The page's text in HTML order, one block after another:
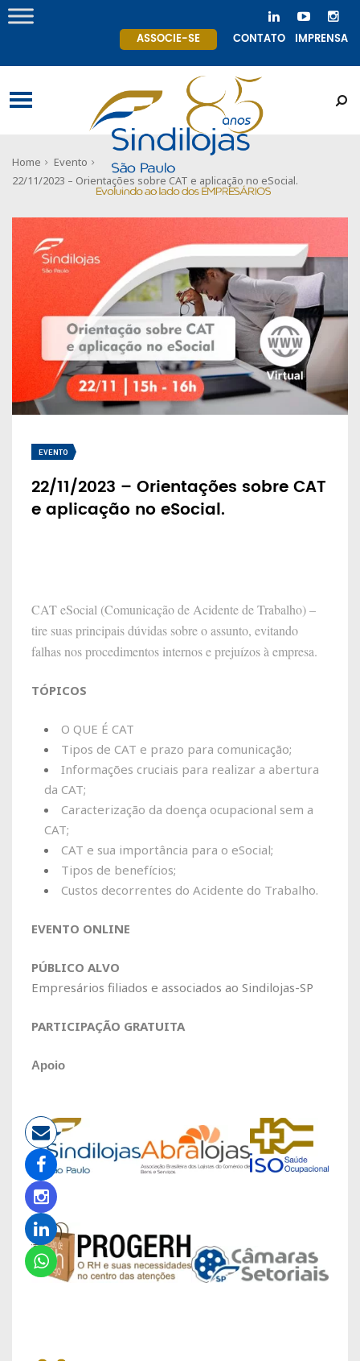
ASSOCIE-SE CONTATO IMPRENSA
Home
Evento
22/11/2023 – Orientações sobre CAT e aplicação no eSocial.
EVENTO
22/11/2023 – Orientações sobre CAT
e aplicação no eSocial.
CAT eSocial (Comunicação de Acidente de Trabalho) –
tire suas principais dúvidas sobre o assunto, evitando
falhas nos procedimentos internos e prejuízos à empresa.
TÓPICOS
O QUE É CAT
Tipos de CAT e prazo para comunicação;
Informações cruciais para realizar a abertura
da CAT;
Caracterização da doença ocupacional sem a
CAT;
CAT e sua importância para o eSocial;
Tipos de benefícios;
Custos decorrentes do Acidente do Trabalho.
EVENTO ONLINE
PÚBLICO ALVO
Empresários filiados e associados ao Sindilojas-SP
PARTICIPAÇÃO GRATUITA
Apoio